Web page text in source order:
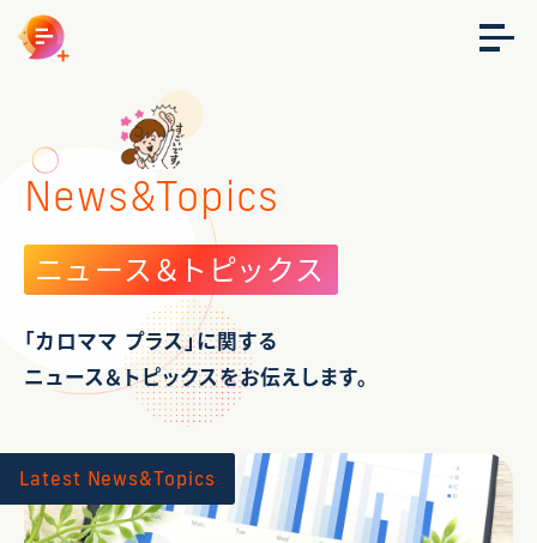
News&Topics
ニュース＆トピックス
「カロママ プラス」に関する
ニュース＆トピックスをお伝えします。
Latest News&Topics